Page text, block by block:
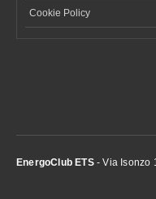
Cookie Policy
EnergoClub ETS- Via Isonzo